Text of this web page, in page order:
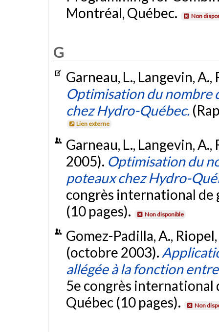
Montréal, Québec.
Non
G
Garneau, L., Langevin,
Optimisation du nombre
chez Hydro-Québec.
Lien externe
Garneau, L., Langevin,
2005). Optimisation du
poteaux chez Hydro-
congrès international de
(10 pages).
Non disponible
Gomez-Padilla, A.,
(octobre 2003).
allégée à la fonction
5e congrès international
Québec (10 pages).
Non